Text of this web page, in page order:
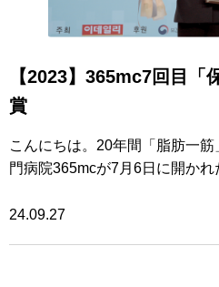
【2023】365mc7回目「
賞
こんにちは。20年間「脂肪一
門病院365mcが7月6日に開か
24.09.27